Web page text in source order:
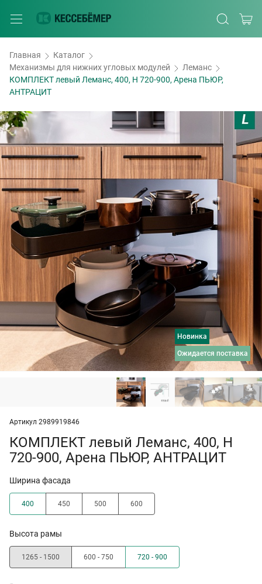
Главная
Каталог
Механизмы для нижних угловых модулей
Леманс
КОМПЛЕКТ левый Леманс, 400, H 720-900, Арена ПЬЮР,
АНТРАЦИТ
Новинка
ожидается поставка
Артикул 2989919846
КОМПЛЕКТ левый Леманс, 400, H
720-900, Арена ПЬЮР, АНТРАЦИТ
Ширина фасада
400 450 500 600
Высота рамы
1265 - 1500 600 - 750 720 - 900